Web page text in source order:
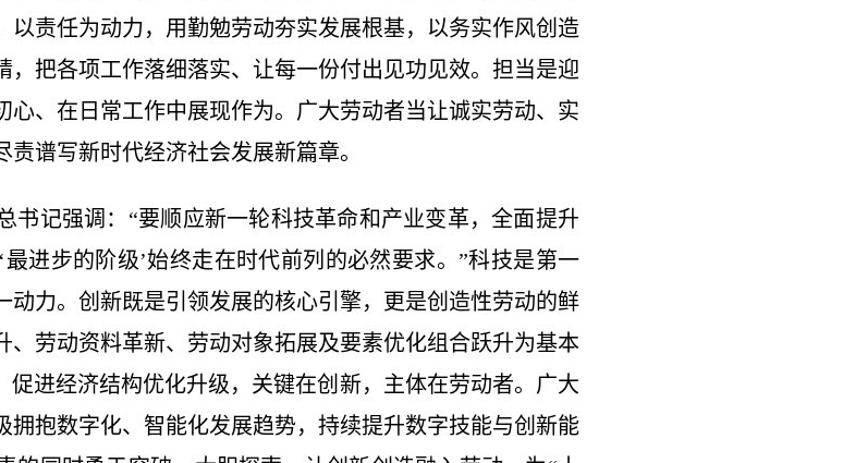
以责任为动力，用勤勉劳动夯实发展根基，以务实作风创造
，把各项工作落细落实、让每一份付出见功见效。担当是迎
、在日常工作中展现作为。广大劳动者当让诚实劳动、实
谱写新时代经济社会发展新篇章。
记强调：“要顺应新一轮科技革命和产业变革，全面提升
进步的阶级’始终走在时代前列的必然要求。”科技是第一
动力。创新既是引领发展的核心引擎，更是创造性劳动的鲜
、劳动资料革新、劳动对象拓展及要素优化组合跃升为基本
促进经济结构优化升级，关键在创新，主体在劳动者。广大
拥抱数字化、智能化发展趋势，持续提升数字技能与创新能